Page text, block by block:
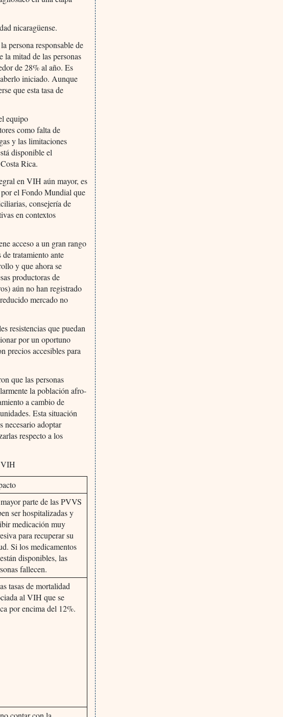
nicaragüense.
persona responsable de
la mitad de las personas
de 28% al año. Es
iniciado. Aunque
que esta tasa de
equipo
como falta de
y las limitaciones
disponible el
Rica.
en VIH aún mayor, es
por el Fondo Mundial que
consejería de
en contextos
acceso a un gran rango
tratamiento ante
y que ahora se
productoras de
aún no han registrado
mercado no
resistencias que puedan
por un oportuno
precios accesibles para
que las personas
la población afro-
a cambio de
Esta situación
necesario adoptar
respecto a los
VIH
parte de las PVVS
ser hospitalizadas y
medicación muy
para recuperar su
Si los medicamentos
disponibles, las
fallecen.
tasas de mortalidad
al VIH que se
por encima del 12%.